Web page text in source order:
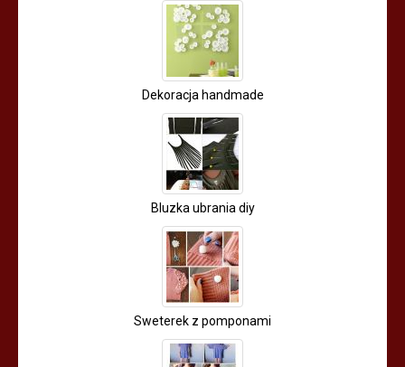
Dekoracja handmade
Bluzka ubrania diy
Sweterek z pomponami